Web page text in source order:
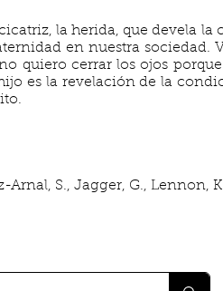
la herida, que devela la
en nuestra sociedad.
quiero cerrar los ojos
es la revelación de la
S., Jagger, G., Lennon,